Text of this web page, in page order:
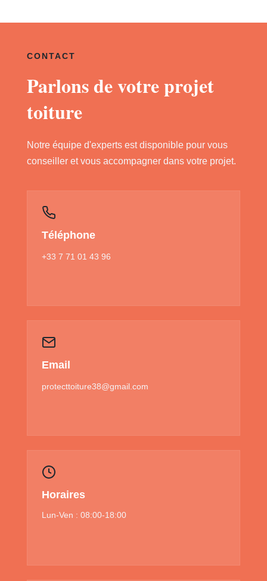
CONTACT
Parlons de votre projet
toiture
Notre équipe d'experts est disponible pour vous
conseiller et vous accompagner dans votre projet.
Téléphone
+33 7 71 01 43 96
Email
protecttoiture38@gmail.com
Horaires
Lun-Ven : 08:00-18:00